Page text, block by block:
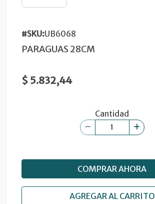
#SKU:UB6068
PARAGUAS 28CM
$ 5.832,44
Cantidad
COMPRAR AHORA
AGREGAR AL CARRITO